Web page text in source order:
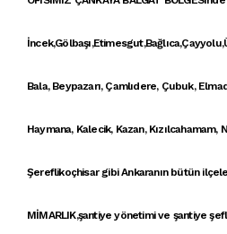
Bala, Beypazarı, Çamlıdere, Çubuk,
Haymana, Kalecik, Kazan, Kızılcahamam,
Şereflikoçhisar gibi Ankaranın bütün
MİMARLIK,şantiye yönetimi ve şantiye